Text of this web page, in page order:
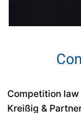
Competition law
Kreißig &